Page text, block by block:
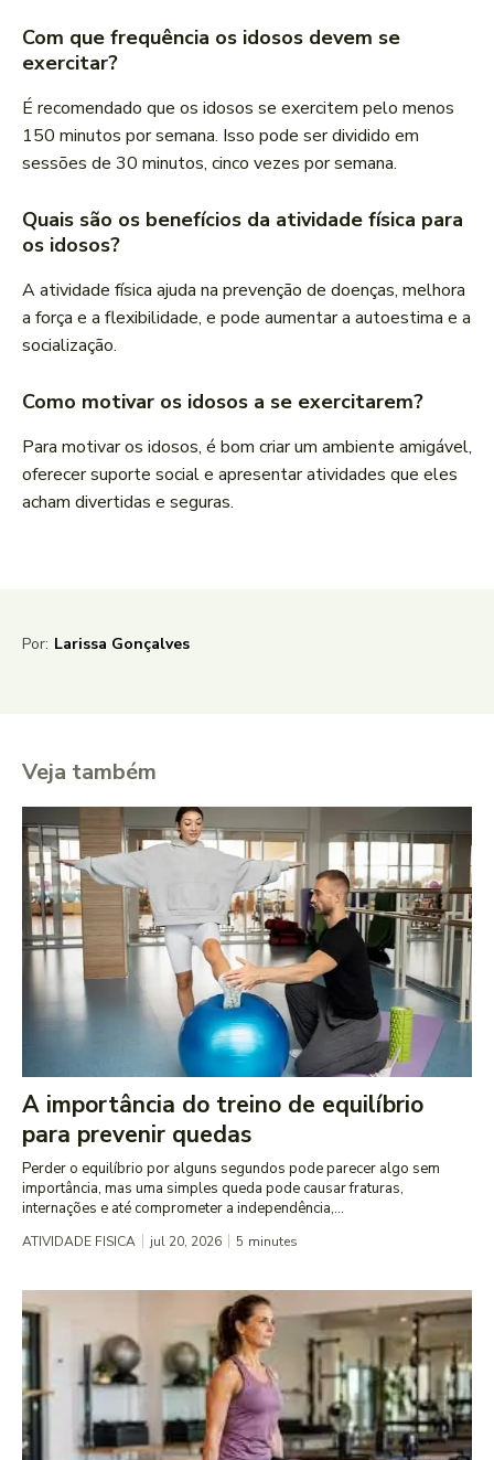
Com que frequência os idosos devem se
exercitar?
É recomendado que os idosos se exercitem pelo menos
150 minutos por semana. Isso pode ser dividido em
sessões de 30 minutos, cinco vezes por semana.
Quais são os benefícios da atividade física para
os idosos?
A atividade física ajuda na prevenção de doenças, melhora
a força e a flexibilidade, e pode aumentar a autoestima e a
socialização.
Como motivar os idosos a se exercitarem?
Para motivar os idosos, é bom criar um ambiente amigável,
oferecer suporte social e apresentar atividades que eles
acham divertidas e seguras.
Por: Larissa Gonçalves
Veja também
A importância do treino de equilíbrio
para prevenir quedas
Perder o equilíbrio por alguns segundos pode parecer algo sem
importância, mas uma simples queda pode causar fraturas,
internações e até comprometer a independência,...
ATIVIDADE FISICA jul 20, 2026 5 minutes